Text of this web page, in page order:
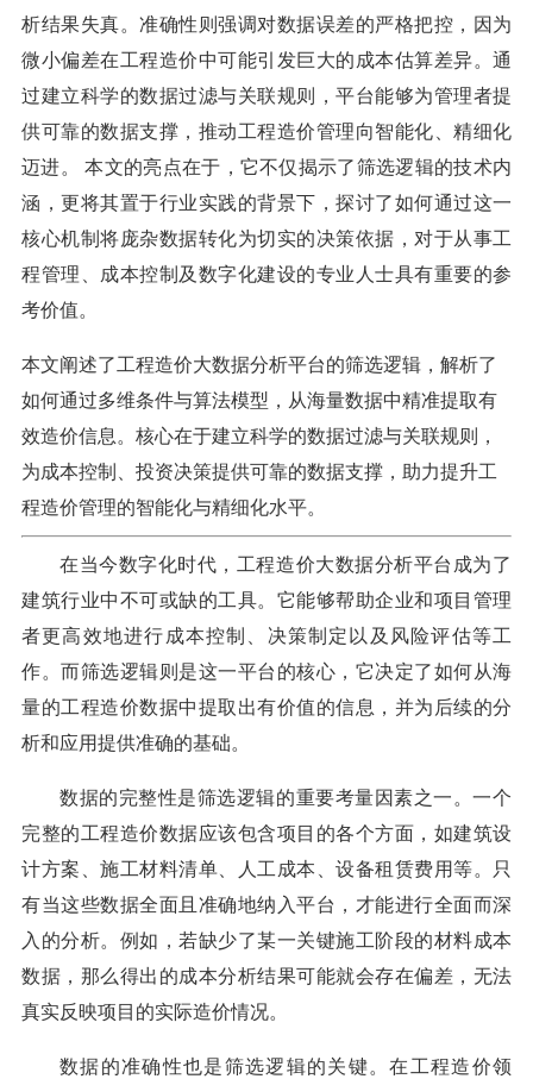
析结果失真。准确性则强调对数据误差的严格把控，因为
微小偏差在工程造价中可能引发巨大的成本估算差异。通
过建立科学的数据过滤与关联规则，平台能够为管理者提
供可靠的数据支撑，推动工程造价管理向智能化、精细化
迈进。 本文的亮点在于，它不仅揭示了筛选逻辑的技术内
涵，更将其置于行业实践的背景下，探讨了如何通过这一
核心机制将庞杂数据转化为切实的决策依据，对于从事工
程管理、成本控制及数字化建设的专业人士具有重要的参
考价值。
本文阐述了工程造价大数据分析平台的筛选逻辑，解析了
如何通过多维条件与算法模型，从海量数据中精准提取有
效造价信息。核心在于建立科学的数据过滤与关联规则，
为成本控制、投资决策提供可靠的数据支撑，助力提升工
程造价管理的智能化与精细化水平。
在当今数字化时代，工程造价大数据分析平台成为了
建筑行业中不可或缺的工具。它能够帮助企业和项目管理
者更高效地进行成本控制、决策制定以及风险评估等工
作。而筛选逻辑则是这一平台的核心，它决定了如何从海
量的工程造价数据中提取出有价值的信息，并为后续的分
析和应用提供准确的基础。
数据的完整性是筛选逻辑的重要考量因素之一。一个
完整的工程造价数据应该包含项目的各个方面，如建筑设
计方案、施工材料清单、人工成本、设备租赁费用等。只
有当这些数据全面且准确地纳入平台，才能进行全面而深
入的分析。例如，若缺少了某一关键施工阶段的材料成本
数据，那么得出的成本分析结果可能就会存在偏差，无法
真实反映项目的实际造价情况。
数据的准确性也是筛选逻辑的关键。在工程造价领